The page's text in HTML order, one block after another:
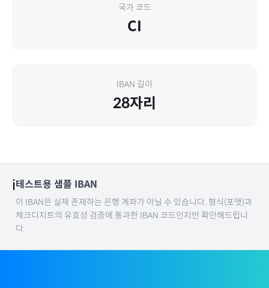
국가 코드
CI
IBAN 길이
28자리
ℹ️테스트용 샘플 IBAN
이 IBAN은 실제 존재하는 은행 계좌가 아닐 수 있습니다. 형식(포맷)과
체크디지트의 유효성 검증에 통과한 IBAN 코드인지만 확인해드립니
다.